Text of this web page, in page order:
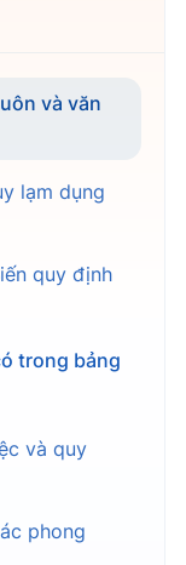
và văn
lạm dụng
quy định
trong bảng
và quy
phong